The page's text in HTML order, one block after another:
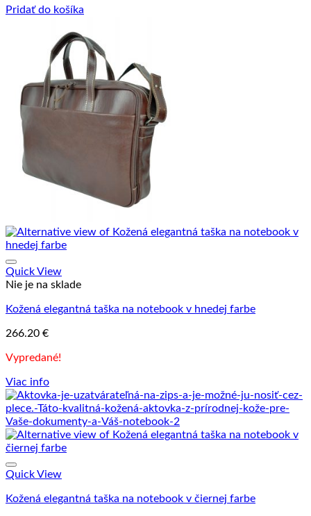
Pridať do košíka
Quick View
Nie je na sklade
Kožená elegantná taška na notebook v hnedej farbe
266.20 €
Vypredané!
Viac info
Quick View
Kožená elegantná taška na notebook v čiernej farbe